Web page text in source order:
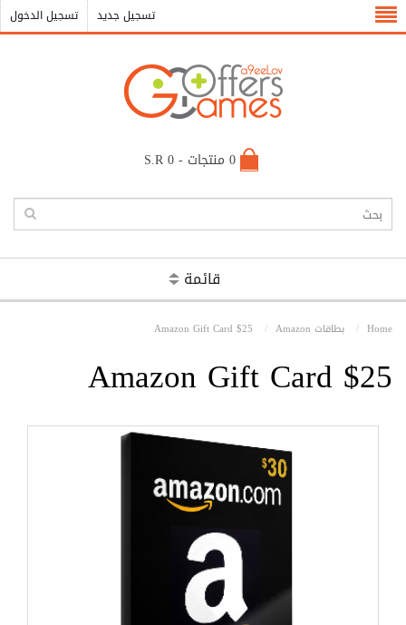
تسجيل الدخول تسجيل جديد
0 منتجات - S.R 0
قائمة
Home بطاقات Amazon Amazon Gift Card $25
Amazon Gift Card $25